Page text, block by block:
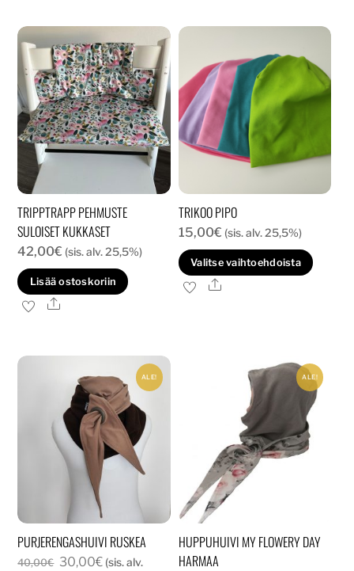
TRIPPTRAPP PEHMUSTE
SULOISET KUKKASET
42,00€ (sis. alv. 25,5%)
Lisää ostoskoriin
Ale
TRIKOO PIPO
15,00€ (sis. alv. 25,5%)
Valitse vaihtoehdoista
Voit
tehdä
Ale
ALE!
PURJERENGASHUIVI RUSKEA
40,00€ Alkuperäinen
30,00€Nykyinen
(sis. alv.
ALE!
HUPPUHUIVI MY FLOWERY DAY
HARMAA